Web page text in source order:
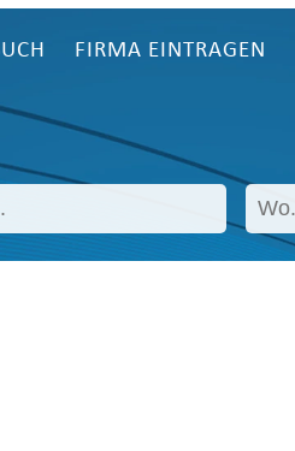
FIRMA EINTRAGEN